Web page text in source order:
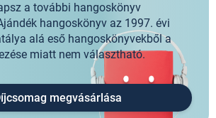
a további hangoskönyv
hangoskönyv az 1997. évi
alá eső hangoskönyvekből a
miatt nem választható.
megvásárlása